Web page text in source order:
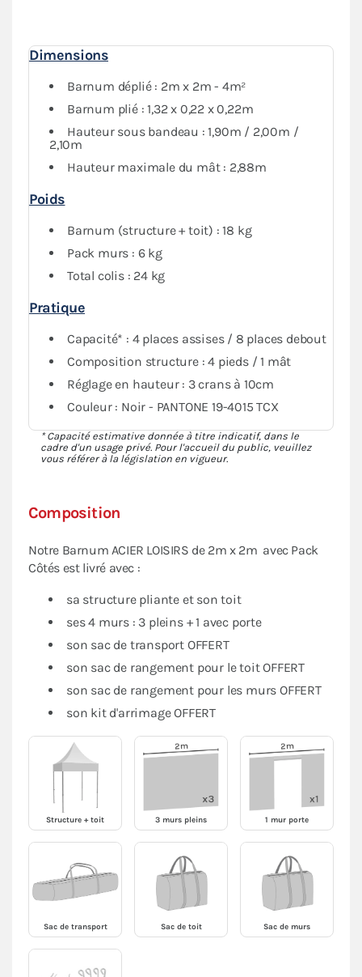
Composition
Notre Barnum ACIER LOISIRS de 2m x 2m avec Pack
Côtés est livré avec :
sa structure pliante et son toit
ses 4 murs : 3 pleins + 1 avec porte
son sac de transport OFFERT
son sac de rangement pour le toit OFFERT
son sac de rangement pour les murs OFFERT
son kit d'arrimage OFFERT
Structure + toit 3 murs pleins 1 mur porte
Sac de transport Sac de toit Sac de murs
Dimensions
Barnum déplié : 2m x 2m - 4m²
Barnum plié : 1,32 x 0,22 x 0,22m
Hauteur sous bandeau : 1,90m / 2,00m /
2,10m
Hauteur maximale du mât : 2,88m
Poids
Barnum (structure + toit) : 18 kg
Pack murs : 6 kg
Total colis : 24 kg
Pratique
Capacité* : 4 places assises / 8 places debout
Composition structure : 4 pieds / 1 mât
Réglage en hauteur : 3 crans à 10cm
Couleur : Noir - PANTONE 19-4015 TCX
* Capacité estimative donnée à titre indicatif, dans le
cadre d'un usage privé. Pour l'accueil du public, veuillez
vous référer à la législation en vigueur.